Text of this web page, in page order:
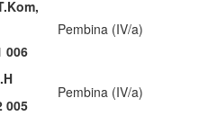
006
Pembina (IV/a)
005
Pembina (IV/a)